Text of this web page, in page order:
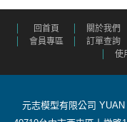
回首頁 關於我們
會員專區
訂單查詢
使
元志模型有限公司